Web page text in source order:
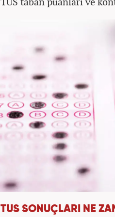
TUS SONUÇLARI NE